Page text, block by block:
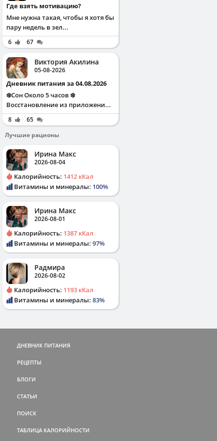
Где взять мотивацию?
Мне нужна такая, чтобы я хотя бы
пару недель в зел...
6 67
Виктория Акилина
05-08-2026
Дневник питания за 04.08.2026
❄️Сон Около 5 часов ❄️
Восстановление из приложени...
8
65
Лучшие рационы
Ирина Макс
2026-08-04
Калорийность: 1412 кКал
Витамины и минералы: 100%
Ирина Макс
2026-08-01
Калорийность: 1387 кКал
Витамины и минералы: 97%
Радмира
2026-08-02
Калорийность: 1193 кКал
Витамины и минералы: 83%
ДНЕВНИК ПИТАНИЯ
РЕЦЕПТЫ
БЛОГИ
СТАТЬИ
ПОИСК
ТАБЛИЦА КАЛОРИЙНОСТИ